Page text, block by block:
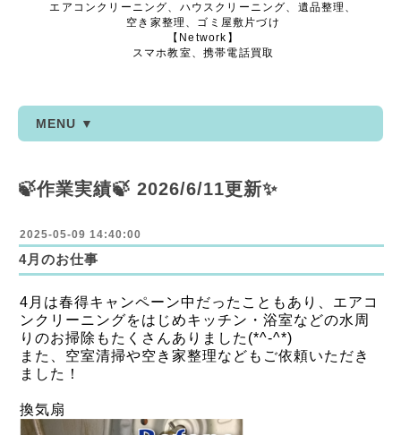
エアコンクリーニング、ハウスクリーニング、遺品整理、
空き家整理、ゴミ屋敷片づけ
【Network】
スマホ教室、携帯電話買取
MENU ▼
🍃作業実績🍃 2026/6/11更新✨
2025-05-09 14:40:00
4月のお仕事
4月は春得キャンペーン中だったこともあり、 エアコ
ンクリーニングをはじめキッチン・浴室などの水周
りのお掃除もたくさんありました(*^-^*)
また、空室清掃や空き家整理などもご依頼いただき
ました！
換気扇